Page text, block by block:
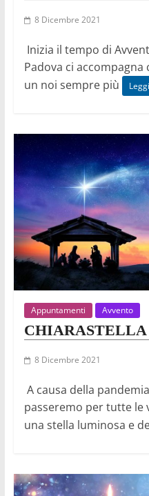
8 Dicembre 2021
Inizia il tempo di
Padova ci accompagna
un noi sempre più
Appuntamenti Avvento
CHIARASTELLA
8 Dicembre 2021
A causa della
passeremo per tutte le
una stella luminosa e